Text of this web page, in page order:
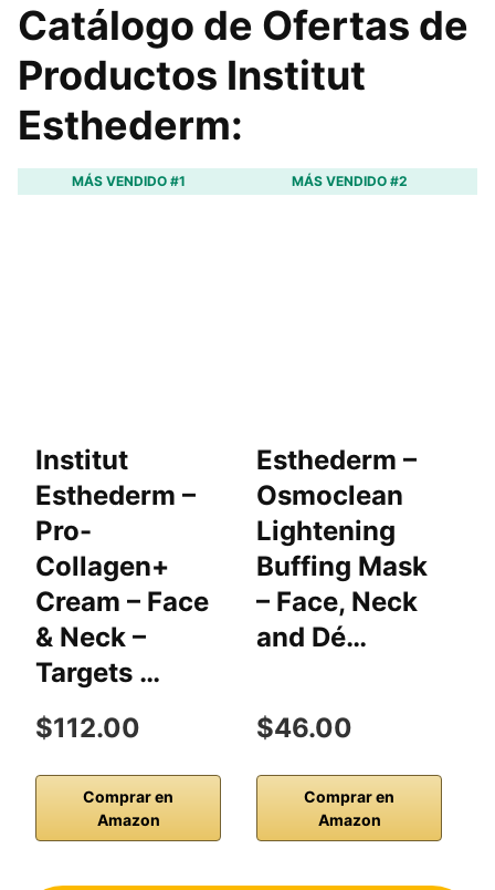
Catálogo de Ofertas de
Productos Institut
Esthederm:
MÁS VENDIDO #1
Institut
Esthederm –
Pro-
Collagen+
Cream – Face
& Neck –
Targets …
$112.00
Comprar en
Amazon
MÁS VENDIDO #2
Esthederm –
Osmoclean
Lightening
Buffing Mask
– Face, Neck
and Dé…
$46.00
Comprar en
Amazon